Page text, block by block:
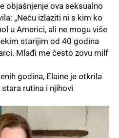
objašnjenje ova seksualno
„Neću izlaziti ni s kim ko
u Americi, ali ne mogu više
starijim od 40 godina
Mlađi me često zovu milf
godina, Elaine je otkrila
rutina i njihovi